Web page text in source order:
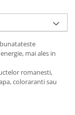
mai ales in
romanesti,
coloraranti sau